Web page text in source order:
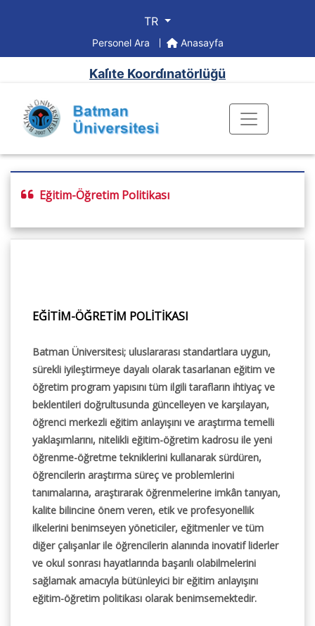
TR
Personel Ara Anasayfa
Kali̇te Koordi̇natörlüğü
Eğitim-Öğretim Politikası
EĞİTİM-ÖĞRETİM POLİTİKASI
Batman Üniversitesi; uluslararası standartlara uygun,
sürekli iyileştirmeye dayalı olarak tasarlanan eğitim ve
öğretim program yapısını tüm ilgili tarafların ihtiyaç ve
beklentileri doğrultusunda güncelleyen ve karşılayan,
öğrenci merkezli eğitim anlayışını ve araştırma temelli
yaklaşımlarını, nitelikli eğitim-öğretim kadrosu ile yeni
öğrenme-öğretme tekniklerini kullanarak sürdüren,
öğrencilerin araştırma süreç ve problemlerini
tanımalarına, araştırarak öğrenmelerine imkân tanıyan,
kalite bilincine önem veren, etik ve profesyonellik
ilkelerini benimseyen yöneticiler, eğitmenler ve tüm
diğer çalışanlar ile öğrencilerin alanında inovatif liderler
ve okul sonrası hayatlarında başarılı olabilmelerini
sağlamak amacıyla bütünleyici bir eğitim anlayışını
eğitim-öğretim politikası olarak benimsemektedir.